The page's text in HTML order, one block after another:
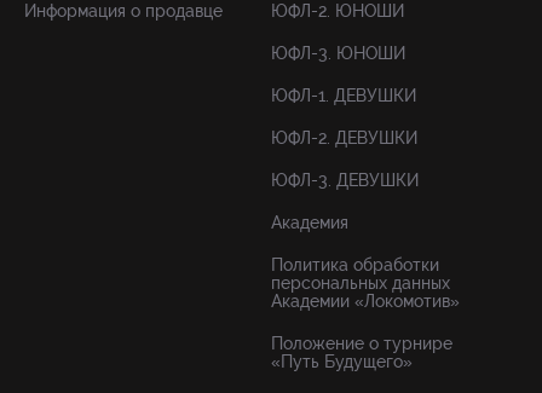
Информация о продавце ЮФЛ-2. ЮНОШИ
ЮФЛ-3. ЮНОШИ
ЮФЛ-1. ДЕВУШКИ
ЮФЛ-2. ДЕВУШКИ
ЮФЛ-3. ДЕВУШКИ
Академия
Политика обработки
персональных данных
Академии «Локомотив»
Положение о турнире
«Путь Будущего»